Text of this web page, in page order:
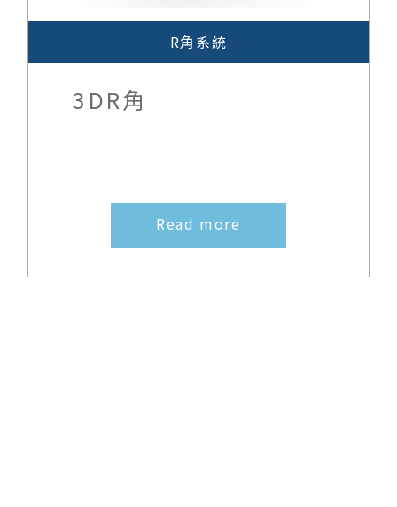
鋁料與配件
R角系統
3DR角
Read more